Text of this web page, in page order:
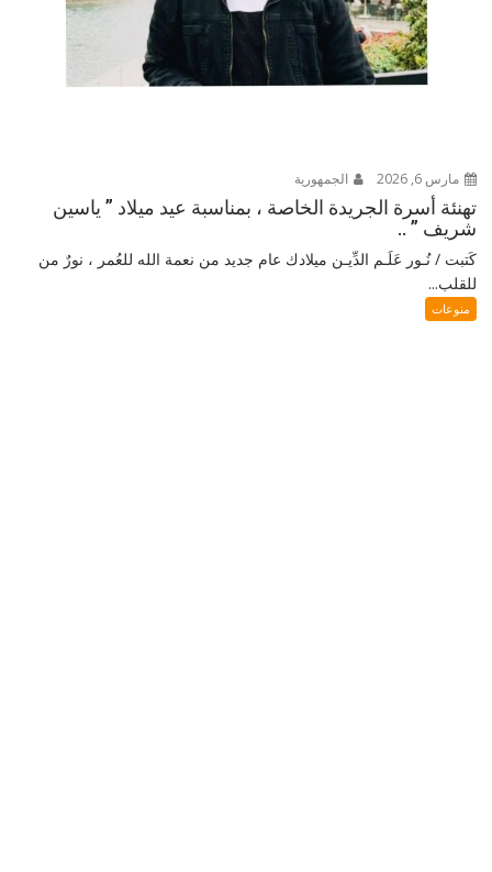
مارس 6, 2026 الجمهورية
تهنئة أسرة الجريدة الخاصة ، بمناسبة عيد ميلاد ” ياسين
شريف ” ..
كَتبت / نُـور عَلَـم الدِّيـن ميلادك عام جديد من نعمة الله للعُمر ، نورٌ من
للقلب...
منوعات